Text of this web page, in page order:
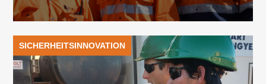
SICHERHEITSINNOVATION